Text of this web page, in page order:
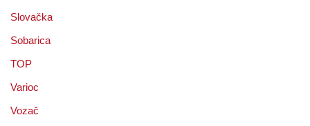
Slovačka
Sobarica
TOP
Varioc
Vozač